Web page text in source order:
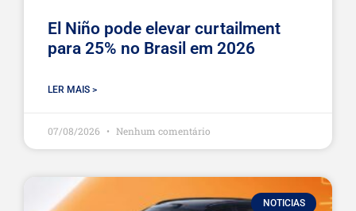
El Niño pode elevar curtailment
para 25% no Brasil em 2026
LER MAIS >
07/08/2026 Nenhum comentário
NOTICIAS